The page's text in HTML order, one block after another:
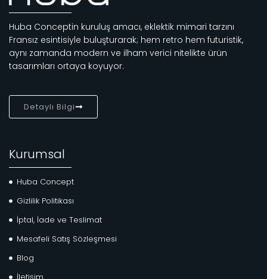
Huba Conceptin kuruluş amacı, eklektik mimari tarzını
Fransız esintisiyle buluşturarak; hem retro hem futuristik,
aynı zamanda modern ve ilham verici nitelikte ürün
tasarımları ortaya koyuyor.
Detaylı Bilgi
Kurumsal
Huba Concept
Gizlilik Politikası
İptal, İade ve Teslimat
Mesafeli Satış Sözleşmesi
Blog